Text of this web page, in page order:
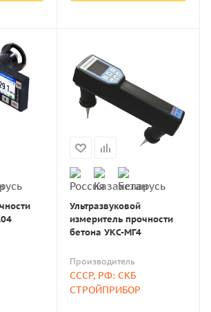
Ультразвуковой
измеритель прочности
бетона УКС-МГ4
Производитель
СССР, РФ: СКБ
СТРОЙПРИБОР